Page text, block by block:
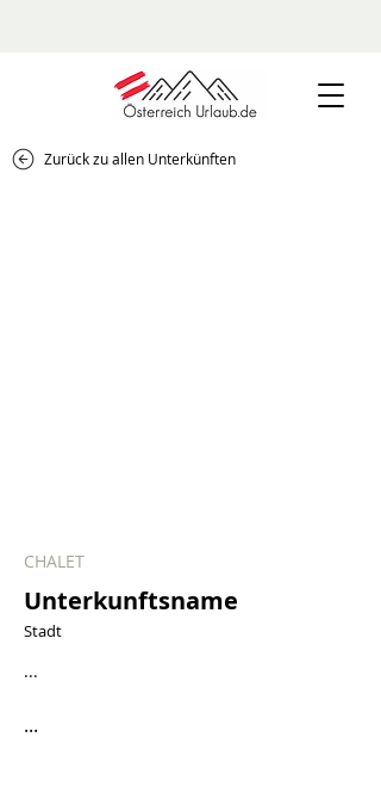
Zurück zu allen Unterkünften
CHALET
Unterkunftsname
Stadt
...
...